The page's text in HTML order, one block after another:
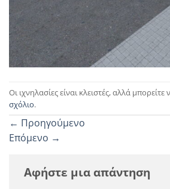
Οι ιχνηλασίες είναι κλειστές, αλλά
σχόλιο.
← Προηγούμενο
Επόμενο →
Αφήστε μια απάντηση